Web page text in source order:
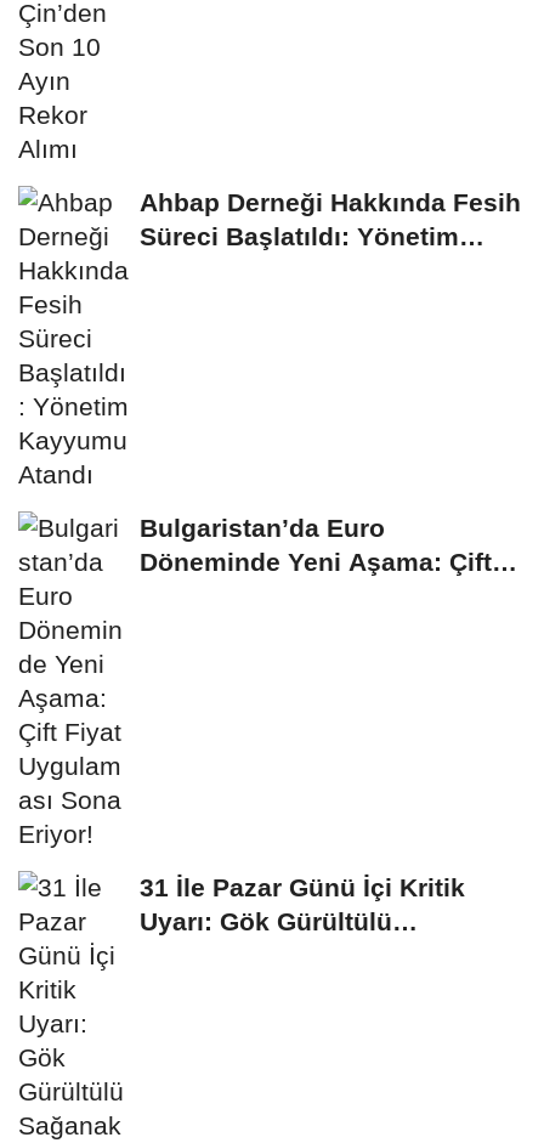
Ahbap Derneği Hakkında Fesih
Süreci Başlatıldı: Yönetim
Bulgaristan’da Euro
Döneminde Yeni Aşama: Çift
31 İle Pazar Günü İçi Kritik
Uyarı: Gök Gürültülü